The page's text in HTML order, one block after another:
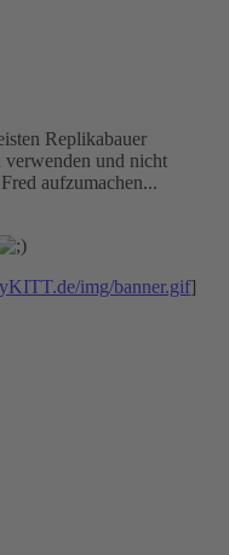
Replikabauer
verwenden und nicht
aufzumachen...
img/banner.gif]